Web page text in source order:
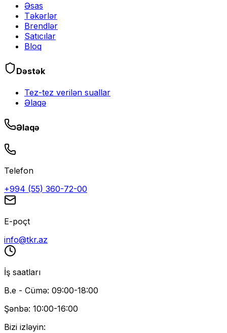
Əsas
Təkərlər
Brendlər
Satıcılar
Bloq
Dəstək
Tez-tez verilən suallar
Əlaqə
Əlaqə
Telefon
+994 (55) 360-72-00
E-poçt
info@tkr.az
İş saatları
B.e - Cümə: 09:00-18:00
Şənbə: 10:00-16:00
Bizi izləyin: